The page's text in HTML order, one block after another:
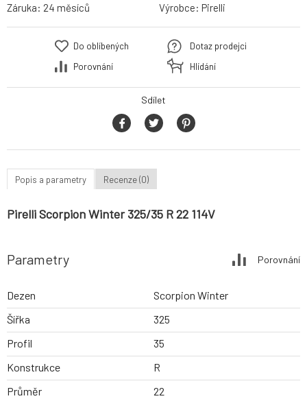
Záruka: 24 měsíců Výrobce: Pirelli
Do oblíbených
Porovnání
Dotaz prodejci
Hlídání
Sdílet
Popis a parametry Recenze (0)
Pirelli Scorpion Winter 325/35 R 22 114V
Parametry Porovnání
Dezen
Scorpion Winter
Šířka
325
Profil
35
Konstrukce
R
Průměr
22